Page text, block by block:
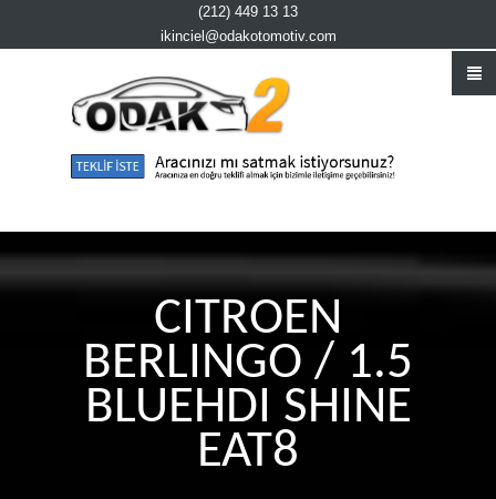
(212) 449 13 13
ikinciel@odakotomotiv.com
CITROEN
BERLINGO / 1.5
BLUEHDI SHINE
EAT8